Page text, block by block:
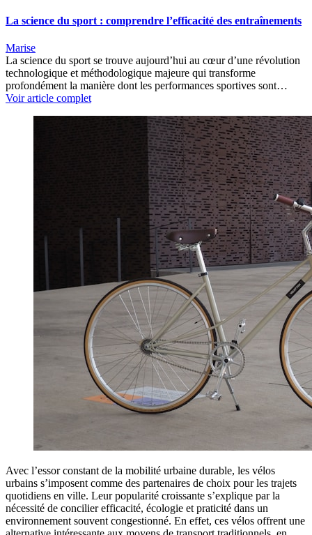
La science du sport : comprendre l’efficacité des entraînements
Marise
La science du sport se trouve aujourd’hui au cœur d’une révolution
technologique et méthodologique majeure qui transforme
profondément la manière dont les performances sportives sont…
Voir article complet
Avec l’essor constant de la mobilité urbaine durable, les vélos
urbains s’imposent comme des partenaires de choix pour les trajets
quotidiens en ville. Leur popularité croissante s’explique par la
nécessité de concilier efficacité, écologie et praticité dans un
environnement souvent congestionné. En effet, ces vélos offrent une